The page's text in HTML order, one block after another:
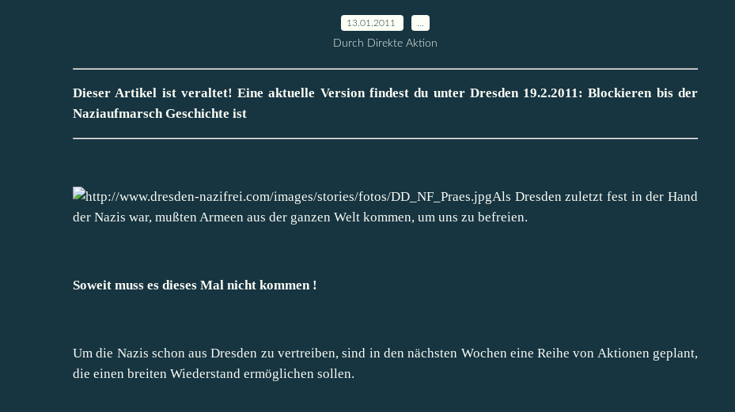
13.01.2011
Durch Direkte Aktion
Dieser Artikel ist veraltet! Eine aktuelle Version findest du unter Dresden 19.2.2011: Blockieren bis der
Naziaufmarsch Geschichte ist
Als Dresden zuletzt fest in der Hand
der Nazis war, mußten Armeen aus der ganzen Welt kommen, um uns zu befreien.
Soweit muss es dieses Mal nicht kommen !
Um die Nazis schon aus Dresden zu vertreiben, sind in den nächsten Wochen eine Reihe von Aktionen geplant,
die einen breiten Wiederstand ermöglichen sollen.